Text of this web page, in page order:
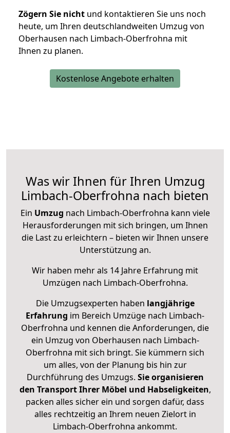
Zögern Sie nicht und kontaktieren Sie uns noch
heute, um Ihren deutschlandweiten Umzug von
Oberhausen nach Limbach-Oberfrohna mit
Ihnen zu planen.
Kostenlose Angebote erhalten
Was wir Ihnen für Ihren Umzug
Limbach-Oberfrohna nach bieten
Ein Umzug nach Limbach-Oberfrohna kann viele
Herausforderungen mit sich bringen, um Ihnen
die Last zu erleichtern – bieten wir Ihnen unsere
Unterstützung an.
Wir haben mehr als 14 Jahre Erfahrung mit
Umzügen nach Limbach-Oberfrohna.
Die Umzugsexperten haben langjährige
Erfahrung im Bereich Umzüge nach Limbach-
Oberfrohna und kennen die Anforderungen, die
ein Umzug von Oberhausen nach Limbach-
Oberfrohna mit sich bringt. Sie kümmern sich
um alles, von der Planung bis hin zur
Durchführung des Umzugs. Sie organisieren
den Transport Ihrer Möbel und Habseligkeiten,
packen alles sicher ein und sorgen dafür, dass
alles rechtzeitig an Ihrem neuen Zielort in
Limbach-Oberfrohna ankommt.